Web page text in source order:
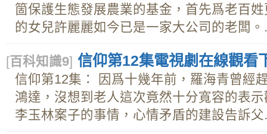
箇保護生態發展農業的基金，首先爲老百
的女兒許麗麗如今已是一家大公司的老闆。
[百科知識9] 信仰第12集電視劇在線觀看
信仰第12集： 因爲十幾年前，羅海青曾經
鴻達，沒想到老人這次竟然十分寬容的表
李玉林案子的事情，心情矛盾的建設告訴父